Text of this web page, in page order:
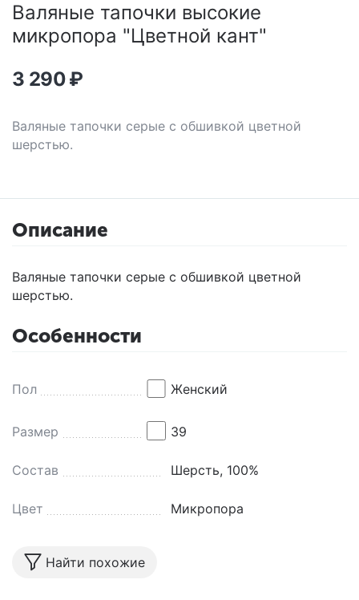
Валяные тапочки высокие
микропора "Цветной кант"
3 290₽
Валяные тапочки серые с обшивкой цветной
шерстью.
Описание
Валяные тапочки серые с обшивкой цветной
шерстью.
Особенности
Пол Женский
Размер 39
Состав Шерсть, 100%
Цвет Микропора
Найти похожие